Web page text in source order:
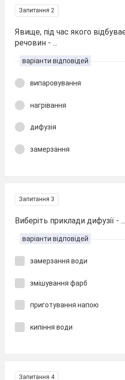
Запитання 2
Явище, під час якого
речовин - ...
варіанти відповідей
випаровування
нагрівання
дифузія
замерзання
Запитання 3
Виберіть приклади дифузії -
варіанти відповідей
замерзання води
змішування фарб
приготування напою
кипіння води
Запитання 4